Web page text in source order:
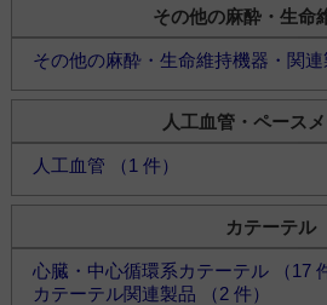
その他の麻酔・生命
その他の麻酔・生命維持機器・関連
人工血管・ペース
人工血管 （1 件）
カテーテル
心臓・中心循環系カテーテル （17
カテーテル関連製品 （2 件）